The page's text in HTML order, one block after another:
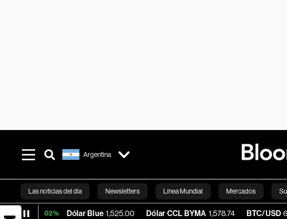
Argentina
Las noticias del día Newsletters Línea Mundial Mercados
Bloomberg Green Economía
Dólar Blue 1,525.00 Dólar CCL BYMA 1,578.74 BTC/USD 65,069.71